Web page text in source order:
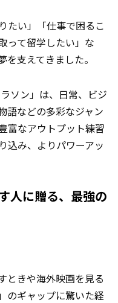
たい」「仕事で困るこ
って留学したい」な
支えてきました。
ソン」は、日常、ビジ
語などの多彩なジャン
富なアウトプット練習
込み、よりパワーアッ
人に贈る、最強の
ときや海外映画を見る
のギャップに驚いた経